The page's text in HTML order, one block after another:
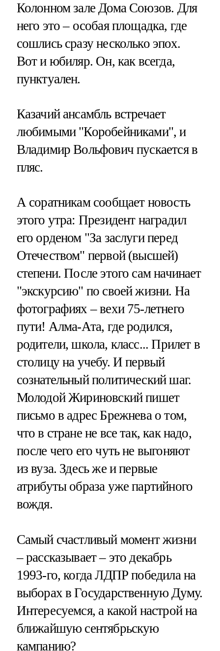
Колонном зале Дома Союзов. Для
него это – особая площадка, где
сошлись сразу несколько эпох.
Вот и юбиляр. Он, как всегда,
пунктуален.
Казачий ансамбль встречает
любимыми "Коробейниками", и
Владимир Вольфович пускается в
пляс.
А соратникам сообщает новость
этого утра: Президент наградил
его орденом "За заслуги перед
Отечеством" первой (высшей)
степени. После этого сам начинает
"экскурсию" по своей жизни. На
фотографиях – вехи 75-летнего
пути! Алма-Ата, где родился,
родители, школа, класс... Прилет в
столицу на учебу. И первый
сознательный политический шаг.
Молодой Жириновский пишет
письмо в адрес Брежнева о том,
что в стране не все так, как надо,
после чего его чуть не выгоняют
из вуза. Здесь же и первые
атрибуты образа уже партийного
вождя.
Самый счастливый момент жизни
– рассказывает – это декабрь
1993-го, когда ЛДПР победила на
выборах в Государственную Думу.
Интересуемся, а какой настрой на
ближайшую сентябрьскую
кампанию?